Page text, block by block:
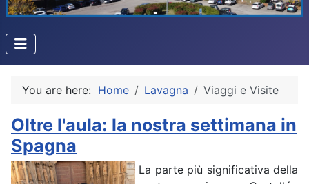
You are here: Home Lavagna Viaggi e Visite
Oltre l'aula: la nostra settimana in
Spagna
La parte più significativa della